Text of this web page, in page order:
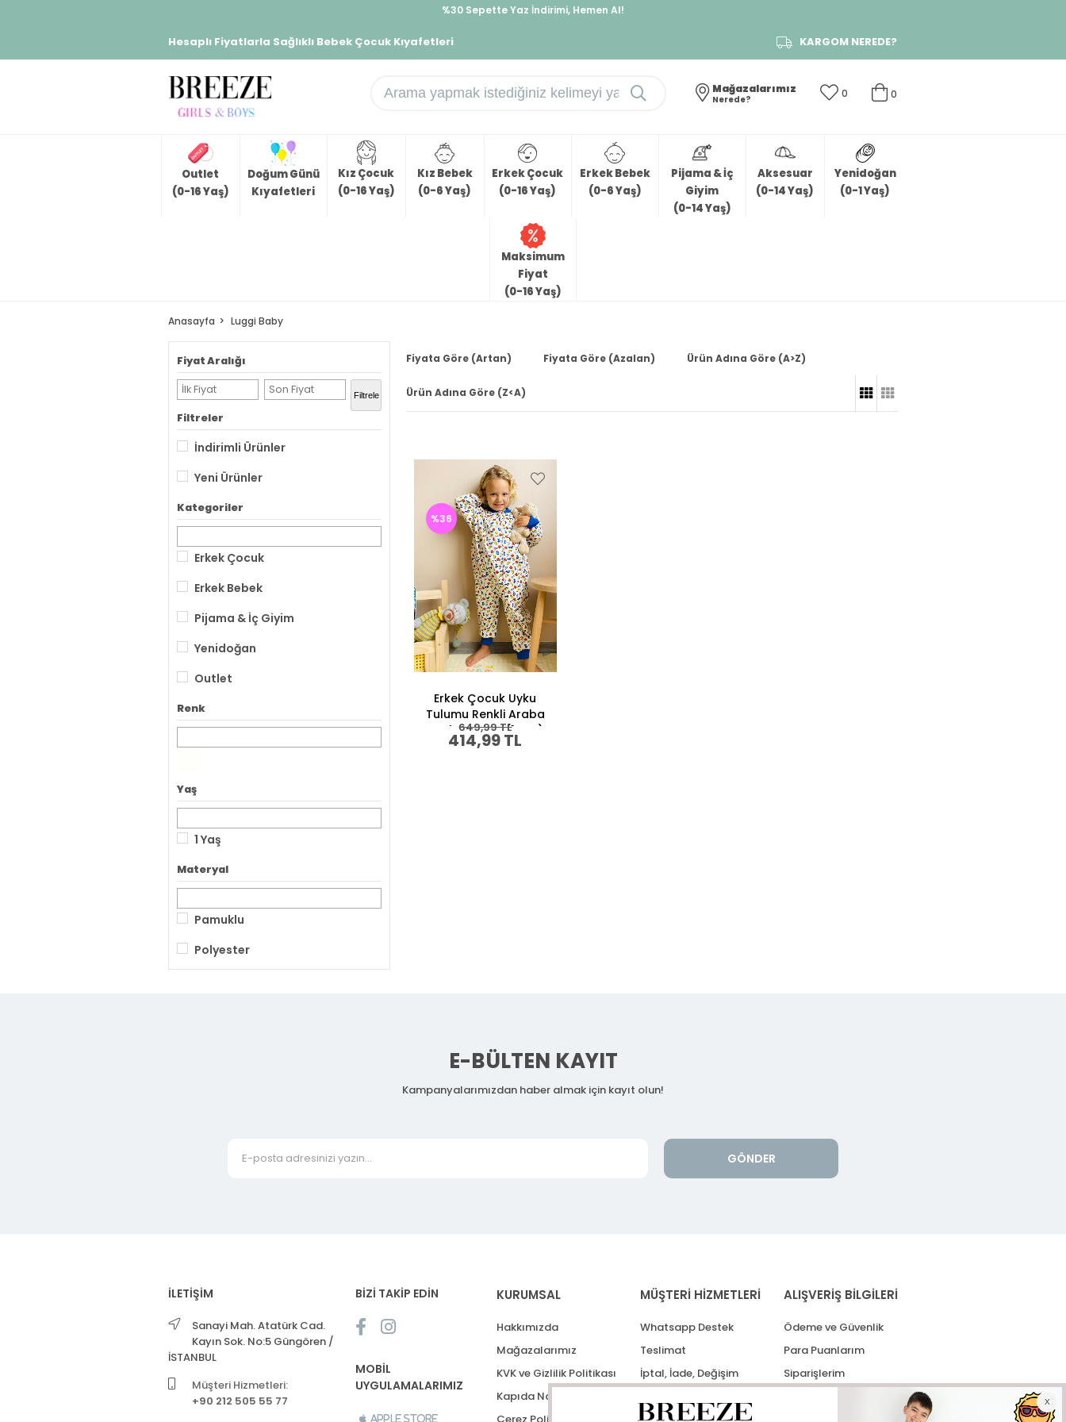
%30 Sepette Yaz İndirimi, Hemen Al!
Hesaplı Fiyatlarla Sağlıklı Bebek Çocuk Kıyafetleri KARGOM NEREDE?
0
0
Mağazalarımız
Nerede?
Outlet
(0-16 Yaş)
Doğum Günü
Kıyafetleri
Kız Çocuk
(0-16 Yaş)
Kız Bebek
(0-6 Yaş)
Erkek Çocuk
(0-16 Yaş)
Erkek Bebek
(0-6 Yaş)
Pijama & İç
Giyim
(0-14 Yaş)
Aksesuar
(0-14 Yaş)
Yenidoğan
(0-1 Yaş)
Maksimum
Fiyat
(0-16 Yaş)
Anasayfa Luggi Baby
Fiyat Aralığı
Filtrele
Filtreler
İndirimli Ürünler
Yeni Ürünler
Kategoriler
Erkek Çocuk
Erkek Bebek
Pijama & İç Giyim
Yenidoğan
Outlet
Renk
Yaş
1 Yaş
Materyal
Pamuklu
Polyester
Fiyata Göre (Artan) Fiyata Göre (Azalan) Ürün Adına Göre (A>Z)
Ürün Adına Göre (Z<A)
Erkek Çocuk Uyku
Tulumu Renkli Araba
Baskılı Beyaz (1 Yaş)
414,99 TL
649,99 TL
%36
E-BÜLTEN KAYIT
Kampanyalarımızdan haber almak için kayıt olun!
GÖNDER
İLETİŞİM
Sanayi Mah. Atatürk Cad.
Kayın Sok. No:5 Güngören /
İSTANBUL
Müşteri Hizmetleri:
+90 212 505 55 77
BİZİ TAKİP EDİN
MOBİL
UYGULAMALARIMIZ
Apple Store
KURUMSAL
Hakkımızda
Mağazalarımız
KVK ve Gizlilik Politikası
Kapıda Nakit Ödeme
MÜŞTERİ HİZMETLERİ
Whatsapp Destek
Teslimat
İptal, İade, Değişim
ALIŞVERİŞ BİLGİLERİ
Ödeme ve Güvenlik
Para Puanlarım
Siparişlerim